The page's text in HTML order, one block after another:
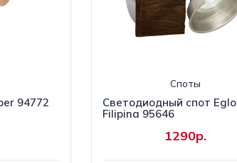
94772
Споты
Светодиодный спот Eglo
Filipina 95646
1290р.